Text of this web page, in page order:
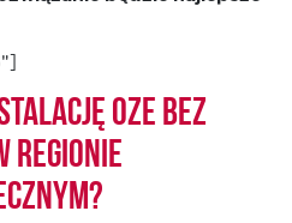
OZE bez
Regionie